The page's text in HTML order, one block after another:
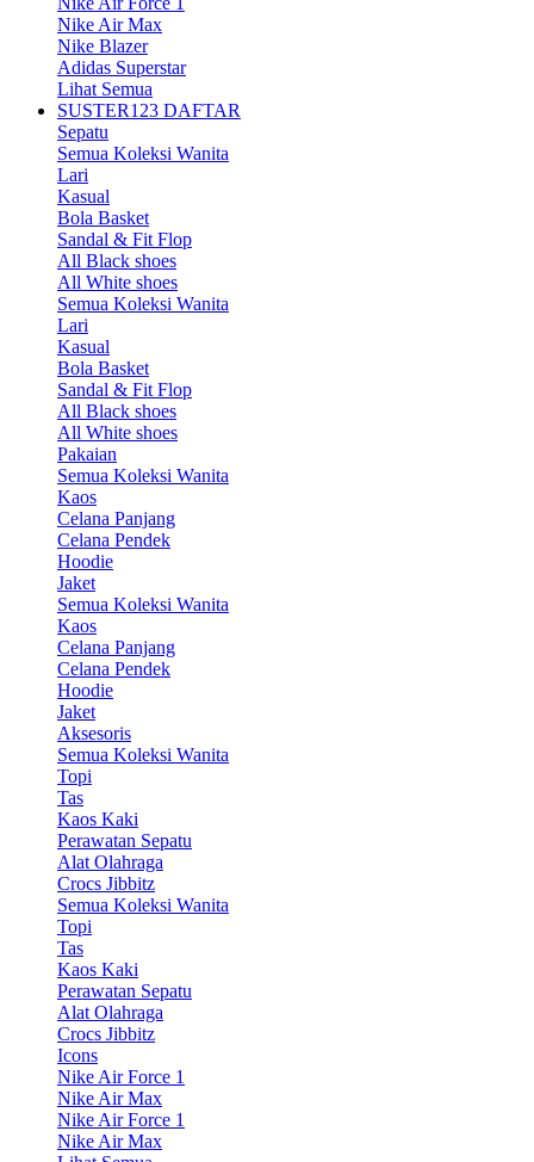
Nike Air Max
Nike Blazer
Adidas Superstar
Lihat Semua
SUSTER123 DAFTAR
Sepatu
Semua Koleksi Wanita
Lari
Kasual
Bola Basket
Sandal & Fit Flop
All Black shoes
All White shoes
Semua Koleksi Wanita
Lari
Kasual
Bola Basket
Sandal & Fit Flop
All Black shoes
All White shoes
Pakaian
Semua Koleksi Wanita
Kaos
Celana Panjang
Celana Pendek
Hoodie
Jaket
Semua Koleksi Wanita
Kaos
Celana Panjang
Celana Pendek
Hoodie
Jaket
Aksesoris
Semua Koleksi Wanita
Topi
Tas
Kaos Kaki
Perawatan Sepatu
Alat Olahraga
Crocs Jibbitz
Semua Koleksi Wanita
Topi
Tas
Kaos Kaki
Perawatan Sepatu
Alat Olahraga
Crocs Jibbitz
Icons
Nike Air Force 1
Nike Air Max
Nike Air Force 1
Nike Air Max